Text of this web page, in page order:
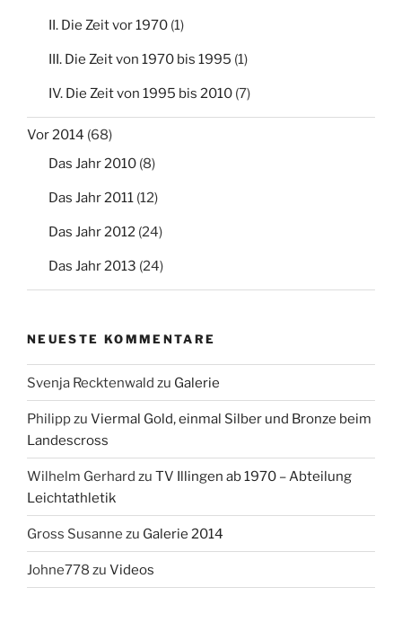
II. Die Zeit vor 1970 (1)
III. Die Zeit von 1970 bis 1995 (1)
IV. Die Zeit von 1995 bis 2010 (7)
Vor 2014 (68)
Das Jahr 2010 (8)
Das Jahr 2011 (12)
Das Jahr 2012 (24)
Das Jahr 2013 (24)
NEUESTE KOMMENTARE
Svenja Recktenwald zu Galerie
Philippzu Viermal Gold, einmal Silber und Bronze beim
Landescross
Wilhelm Gerhard zu TV Illingen ab 1970 – Abteilung
Leichtathletik
Gross Susanne zu Galerie 2014
Johne778 zu Videos